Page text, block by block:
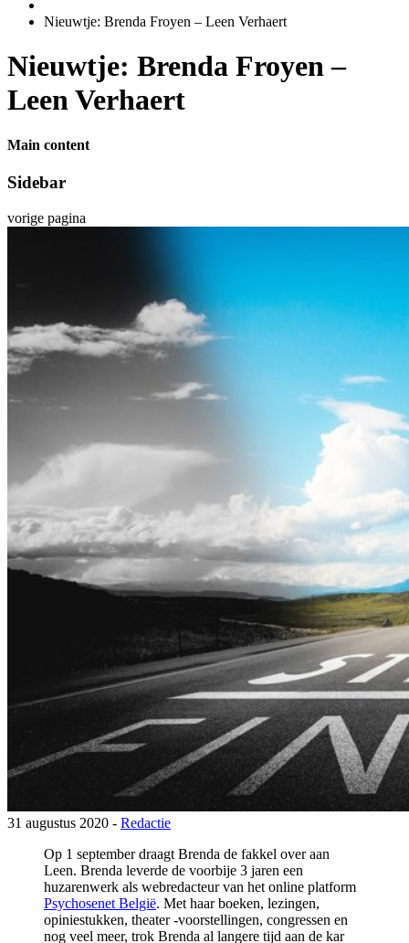
Nieuwtje: Brenda Froyen – Leen Verhaert
Nieuwtje: Brenda Froyen –
Leen Verhaert
Main content
Sidebar
vorige pagina
31 augustus 2020 - Redactie
Op 1 september draagt Brenda de fakkel over aan
Leen. Brenda leverde de voorbije 3 jaren een
huzarenwerk als webredacteur van het online platform
Psychosenet België. Met haar boeken, lezingen,
opiniestukken, theater -voorstellingen, congressen en
nog veel meer, trok Brenda al langere tijd aan de kar